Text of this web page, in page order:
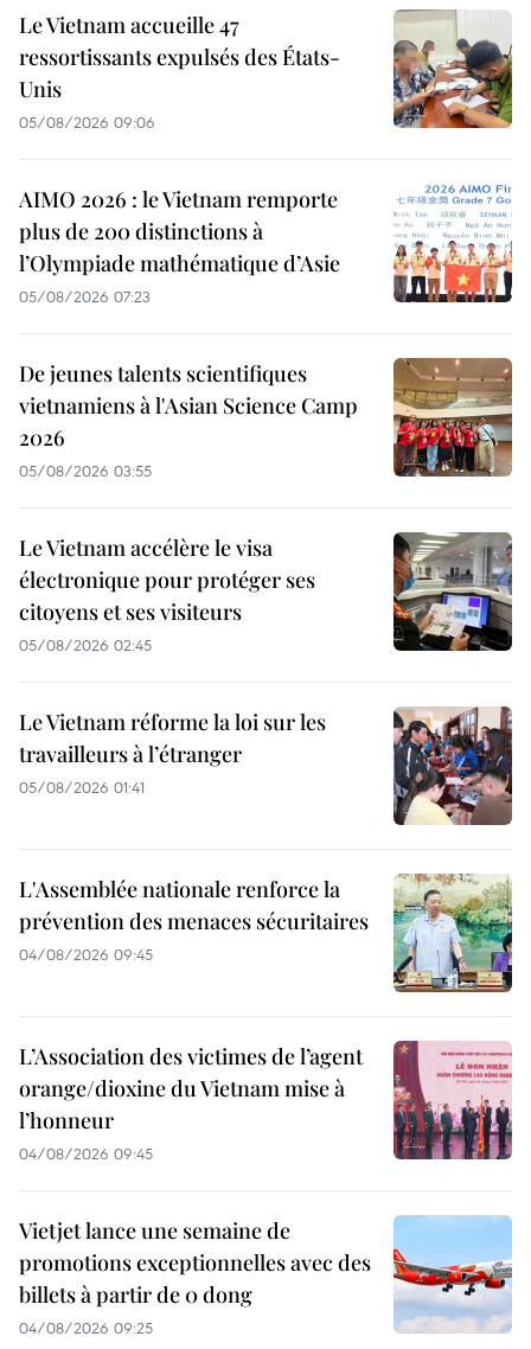
Le Vietnam accueille 47
ressortissants expulsés des États-
Unis
05/08/2026 09:06
AIMO 2026 : le Vietnam remporte
plus de 200 distinctions à
l’Olympiade mathématique d’Asie
05/08/2026 07:23
De jeunes talents scientifiques
vietnamiens à l'Asian Science Camp
2026
05/08/2026 03:55
Le Vietnam accélère le visa
électronique pour protéger ses
citoyens et ses visiteurs
05/08/2026 02:45
Le Vietnam réforme la loi sur les
travailleurs à l’étranger
05/08/2026 01:41
L'Assemblée nationale renforce la
prévention des menaces sécuritaires
04/08/2026 09:45
L’Association des victimes de l’agent
orange/dioxine du Vietnam mise à
l’honneur
04/08/2026 09:45
Vietjet lance une semaine de
promotions exceptionnelles avec des
billets à partir de 0 dong
04/08/2026 09:25